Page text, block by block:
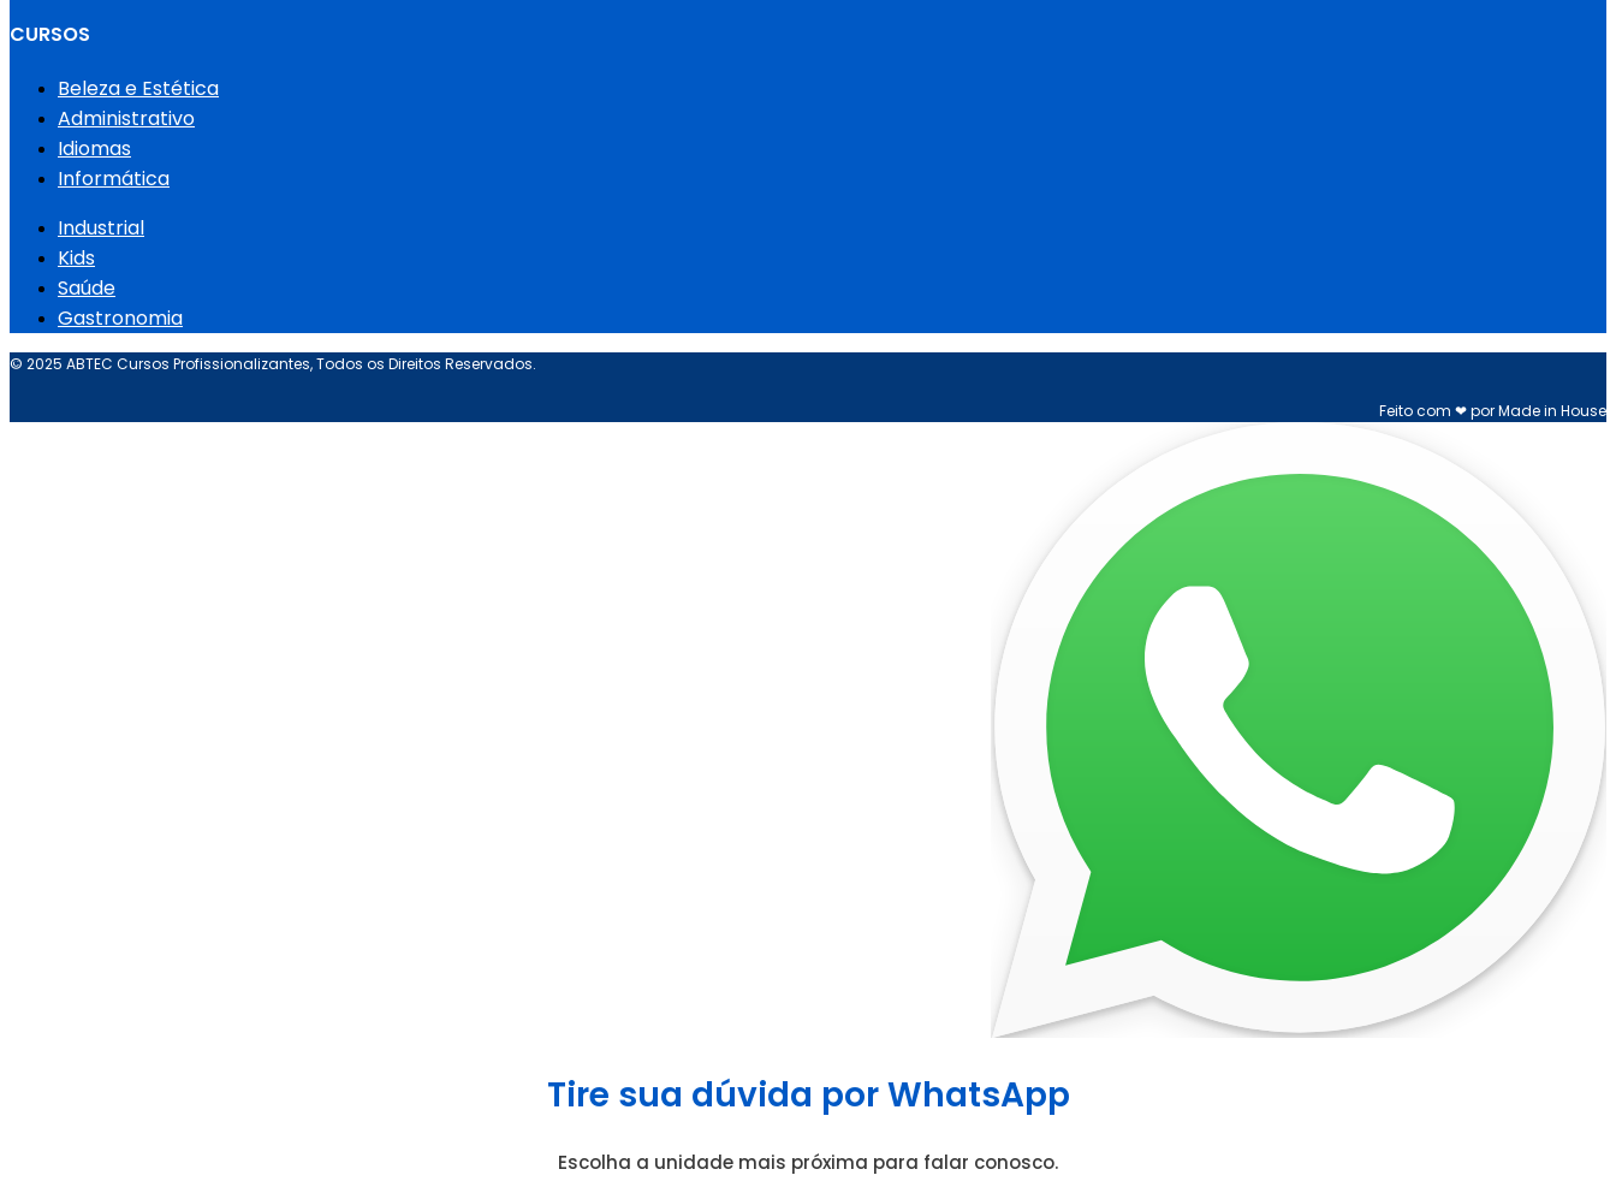
CURSOS
Beleza e Estética
Administrativo
Idiomas
Informática
Industrial
Kids
Saúde
Gastronomia
© 2025 ABTEC Cursos Profissionalizantes, Todos os Direitos Reservados.
Feito com ❤ por Made in House
Tire sua dúvida por WhatsApp
Escolha a unidade mais próxima para falar conosco.